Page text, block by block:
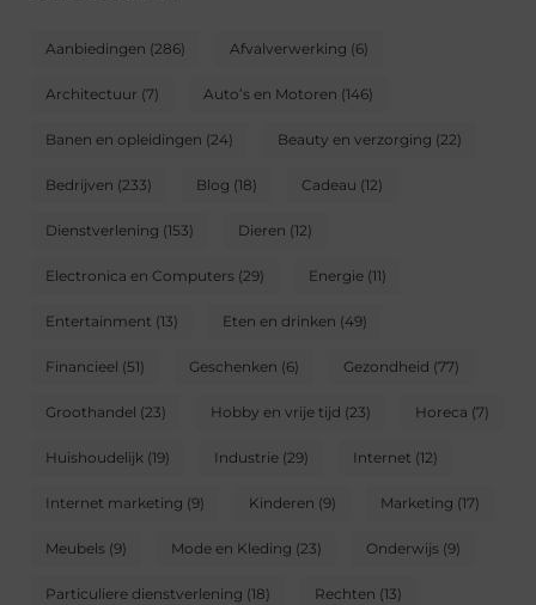
Aanbiedingen (286) Afvalverwerking (6)
Architectuur (7) Auto’s en Motoren (146)
Banen en opleidingen (24) Beauty en verzorging (22)
Bedrijven (233) Blog (18) Cadeau (12)
Dienstverlening (153) Dieren (12)
Electronica en Computers (29) Energie (11)
Entertainment (13) Eten en drinken (49)
Financieel (51) Geschenken (6) Gezondheid (77)
Groothandel (23) Hobby en vrije tijd (23) Horeca (7)
Huishoudelijk (19) Industrie (29) Internet (12)
Internet marketing (9) Kinderen (9) Marketing (17)
Meubels (9) Mode en Kleding (23) Onderwijs (9)
Particuliere dienstverlening (18) Rechten (13)